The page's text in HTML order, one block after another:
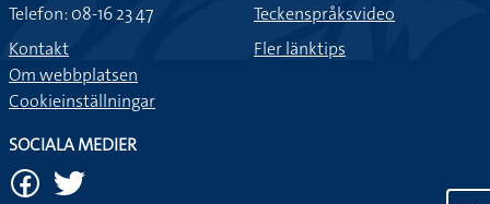
Telefon: 08-16 23 47
Kontakt
Om webbplatsen
Cookieinställningar
Teckenspråksvideo
Fler länktips
SOCIALA MEDIER